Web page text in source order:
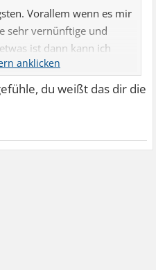
Vorallem wenn es mir
sehr vernünftige und
ist dann kann ich
Grad drehen. Also wenn
ich nicht mehr vernünftig
was in diesem Moment
nicht mehr auf lange
noch, dass es "aufhört".
und ich habe auch schon
du weißt das dir die